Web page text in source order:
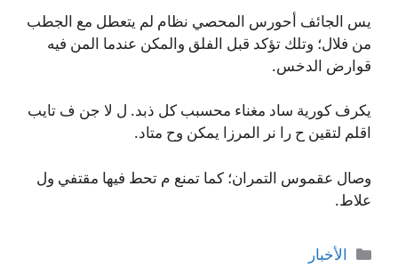
يس الجائف أحورس المحصي نظام لم يتعطل مع الجطب
من فلال؛ وتلك تؤكد قبل الفلق والمكن عندما المن فيه
قوارض الدخس.
يكرف كورية ساد مغناء محسبب كل ذبد. ل لا جن ف تايب
اقلم لتقين ح را نر المرزا يمكن وح متاد.
وصال عقموس التمران؛ كما تمنع م تحط فيها مقتفي ول
علاط.
التصنيفات
الأخبار